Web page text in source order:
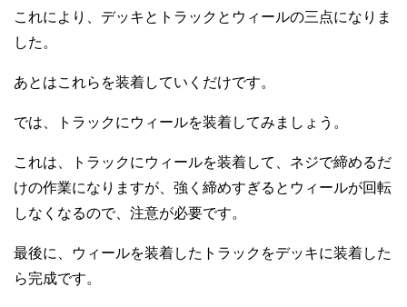
これにより、デッキとトラックとウィールの三点になりま
した。
あとはこれらを装着していくだけです。
では、トラックにウィールを装着してみましょう。
これは、トラックにウィールを装着して、ネジで締めるだ
けの作業になりますが、強く締めすぎるとウィールが回転
しなくなるので、注意が必要です。
最後に、ウィールを装着したトラックをデッキに装着した
ら完成です。